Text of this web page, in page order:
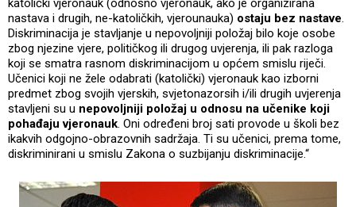
katolički vjeronauk (odnosno vjeronauk, ako je organizirana
nastava i drugih, ne-katoličkih, vjerounauka) ostaju bez nastave.
Diskriminacija je stavljanje u nepovoljniji položaj bilo koje osobe
zbog njezine vjere, političkog ili drugog uvjerenja, ili pak razloga
koji se smatra rasnom diskriminacijom u općem smislu riječi.
Učenici koji ne žele odabrati (katolički) vjeronauk kao izborni
predmet zbog svojih vjerskih, svjetonazorsih i/ili drugih uvjerenja
stavljeni su u nepovoljniji položaj u odnosu na učenike koji
pohađaju vjeronauk. Oni određeni broj sati provode u školi bez
ikakvih odgojno-obrazovnih sadržaja. Ti su učenici, prema tome,
diskriminirani u smislu Zakona o suzbijanju diskriminacije.“